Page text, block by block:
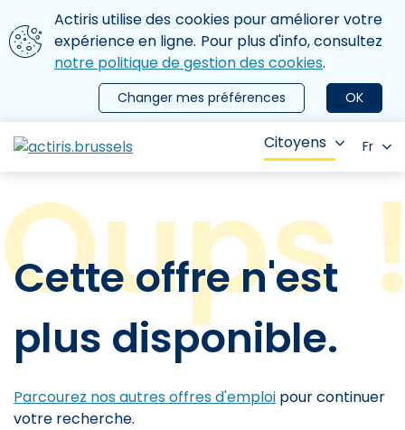
Aller au contenu principal
Nous utilisons des cookies
Actiris utilise des cookies pour améliorer votre
expérience en ligne. Pour plus d'info, consultez
notre politique de gestion des cookies.
OK
Changer mes préférences
le menu
Citoyens Fr
Cette offre n'est
plus disponible.
Parcourez nos autres offres d'emploi pour continuer
votre recherche.